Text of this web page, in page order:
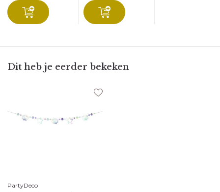
Dit heb je eerder bekeken
PartyDeco